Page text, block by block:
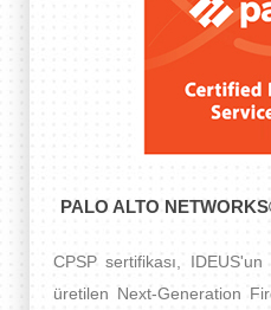
PALO ALTO
CPSP sertifikası,
üretilen Next-Generation